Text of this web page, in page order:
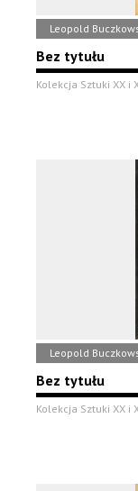
Leopold
Bez tytułu
Kolekcja Sztuki XX i
Leopold
Bez tytułu
Kolekcja Sztuki XX i